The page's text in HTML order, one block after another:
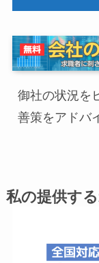
御社の状況を
善策をアドバ
私の提供す